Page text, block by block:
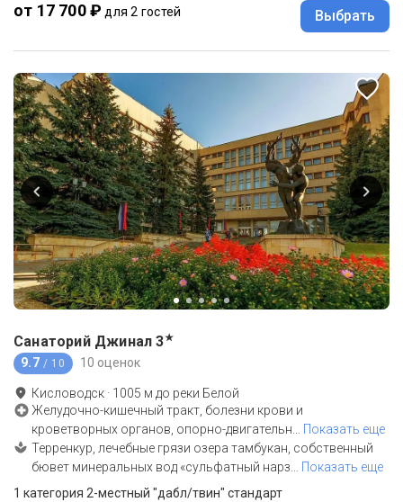
от 17 700 ₽ для 2 гостей Выбрать
Санаторий Джинал 3★
9.7 / 10 10 оценок
Кисловодск · 1005 м до реки Белой
Желудочно-кишечный тракт, болезни крови и
кроветворных органов, опорно-двигательн
Показать еще
Терренкур, лечебные грязи озера тамбукан, собственный
бювет минеральных вод «сульфатный нарз
Показать еще
1 категория 2-местный "дабл/твин" стандарт